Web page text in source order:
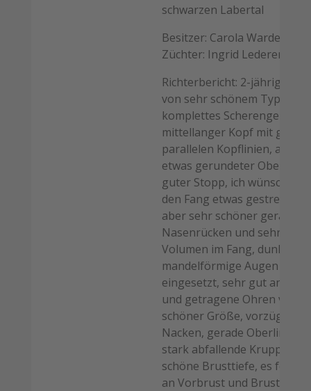
schwarzen Labertal
Besitzer: Carola
Züchter: Ingrid Lederer
Richterbericht: 2-jähriger
von sehr schönem Typ,
komplettes Scherengebiss,
mittellanger Kopf mit guten
parallelen Kopflinien,
etwas gerundeter Oberkopf,
guter Stopp, ich wünschte
den Fang etwas gestreckter,
aber sehr schöner gerader
Nasenrücken und sehr
Volumen im Fang, dunkle
mandelförmige Augen
eingesetzt, sehr gut
und getragene Ohren von
schöner Größe, vorzüglicher
Nacken, gerade Oberlinie,
stark abfallende Kruppe,
schöne Brusttiefe, es fehlt
an Vorbrust und